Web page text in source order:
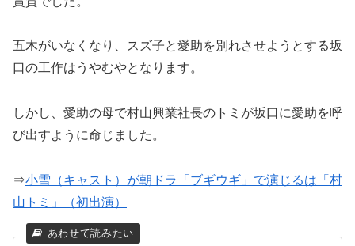
五木がいなくなり、スズ子と愛助を別れさせようとする坂
口の工作はうやむやとなります。
しかし、愛助の母で村山興業社長のトミが坂口に愛助を呼
び出すように命じました。
⇒小雪（キャスト）が朝ドラ「ブギウギ」で演じるは「村
山トミ」（初出演）